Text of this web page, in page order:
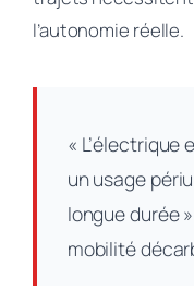
l’autonomie réelle.
« L’électrique
un usage
longue durée
mobilité